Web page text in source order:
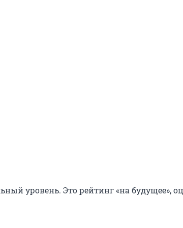
уровень. Это рейтинг «на будущее»,